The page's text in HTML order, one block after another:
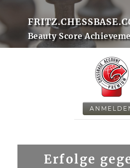
Beauty Score
Erfolge